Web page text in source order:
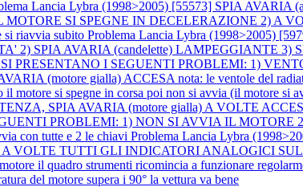
Lancia Lybra (1998>2005) [55573] SPIA AVARIA
SI SPEGNE IN DECELERAZIONE 2) A
riavvia subito Problema Lancia Lybra (1998>2005)
SPIA AVARIA (candelette) LAMPEGGIANTE 3)
SI PRESENTANO I SEGUENTI PROBLEMI: 1)
(motore gialla) ACCESA nota: le ventole del
si spegne in corsa poi non si avvia (il motore si
SPIA AVARIA (motore gialla) A VOLTE
PROBLEMI: 1) NON SI AVVIA IL MOTORE
con tutte e 2 le chiavi Problema Lancia Lybra
VOLTE TUTTI GLI INDICATORI ANALOGICI
il quadro strumenti ricomincia a funzionare
del motore supera i 90° la vettura va bene